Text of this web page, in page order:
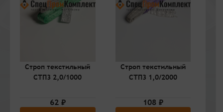
Строп текстильный
СТП3 2,0/1000
62 ₽
Строп текстильный
СТП3 1,0/2000
108 ₽